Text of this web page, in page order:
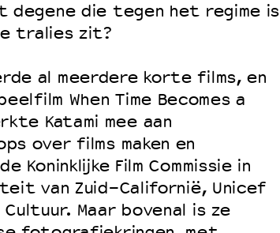
degene die tegen het regime is
tralies zit?
al meerdere korte films, en
When Time Becomes a
Katami mee aan
over films maken en
Koninklijke Film Commissie in
van Zuid-Californië, Unicef
Maar bovenal is ze